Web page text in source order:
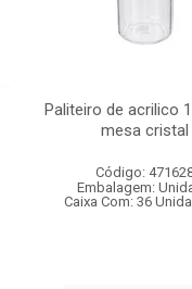
Paliteiro de acrilico
mesa cristal
Código:
Embalagem:
Caixa Com: 36